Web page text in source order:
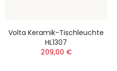
Volta Keramik-Tischleuchte
HL1307
209,00 €